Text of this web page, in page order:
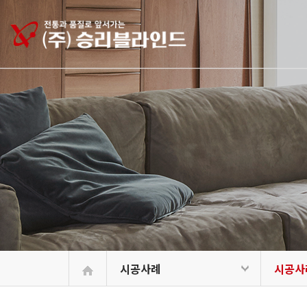
리
블
인
시공사례 시공